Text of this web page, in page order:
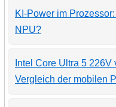
KI-Power im
NPU?
Intel Core Ultra 5
Vergleich der mobilen